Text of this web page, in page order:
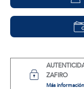
ZAFIRO
Más información